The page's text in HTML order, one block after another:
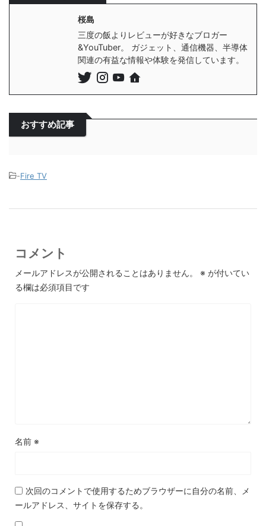
桜島
三度の飯よりレビューが好きなブロガー
&YouTuber。 ガジェット、通信機器、半導体
関連の有益な情報や体験を発信しています。
おすすめ記事
-Fire TV
コメント
メールアドレスが公開されることはありません。 ※ が付いてい
る欄は必須項目です
名前 ※
次回のコメントで使用するためブラウザーに自分の名前、メ
ールアドレス、サイトを保存する。